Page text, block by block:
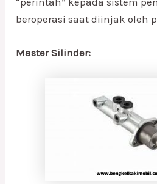
beroperasi saat diinjak oleh
Master Silinder: